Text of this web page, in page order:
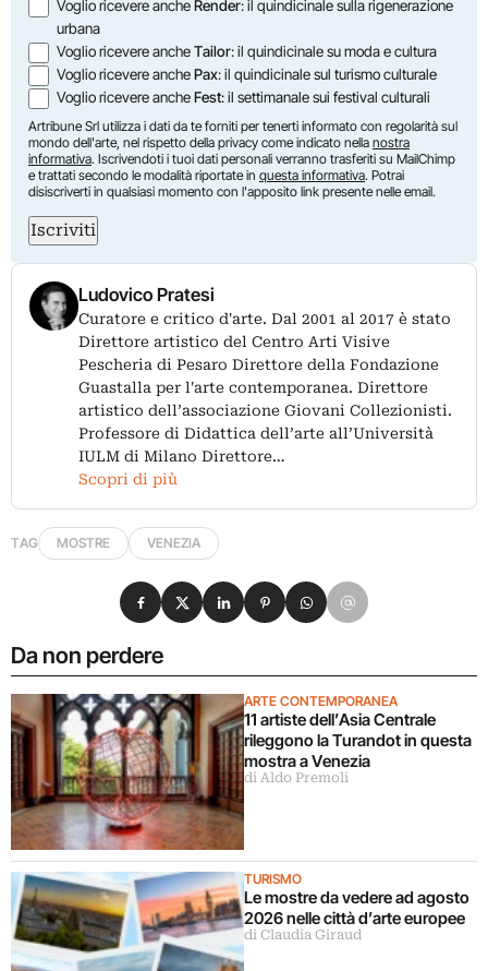
Voglio ricevere anche Render: il quindicinale sulla rigenerazione
urbana
Voglio ricevere ancheTailor: il quindicinale su moda e cultura
Voglio ricevere anchePax: il quindicinale sul turismo culturale
Voglio ricevere ancheFest: il settimanale sui festival culturali
Artribune Srl utilizza i dati da te forniti per tenerti informato con regolarità sul
mondo dell'arte, nel rispetto della privacy come indicato nella nostra
informativa. Iscrivendoti i tuoi dati personali verranno trasferiti su MailChimp
e trattati secondo le modalità riportate in questa informativa. Potrai
disiscriverti in qualsiasi momento con l'apposito link presente nelle email.
Iscriviti
Ludovico Pratesi
Curatore e critico d'arte. Dal 2001 al 2017 è stato
Direttore artistico del Centro Arti Visive
Pescheria di Pesaro Direttore della Fondazione
Guastalla per l'arte contemporanea. Direttore
artistico dell’associazione Giovani Collezionisti.
Professore di Didattica dell’arte all’Università
IULM di Milano Direttore…
Scopri di più
TAG MOSTRE VENEZIA
Da non perdere
ARTE CONTEMPORANEA
11 artiste dell’Asia Centrale
rileggono la Turandot in questa
mostra a Venezia
di Aldo Premoli
TURISMO
Le mostre da vedere ad agosto
2026 nelle città d’arte europee
di Claudia Giraud
Condividi su Facebook
Condividi su X
Condividi su LinkedIn
Condividi su Pinterest
Condividi su WhatsApp
Condividi su Email